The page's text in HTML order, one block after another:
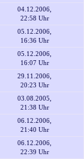
04.12.2006,
22:58 Uhr
05.12.2006,
16:36 Uhr
05.12.2006,
16:07 Uhr
29.11.2006,
20:23 Uhr
03.08.2005,
21:38 Uhr
06.12.2006,
21:40 Uhr
06.12.2006,
22:39 Uhr